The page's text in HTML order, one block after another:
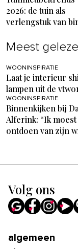
2026: de tuin als
verlengstuk van
Meest
WOONINSPIRATIE
Laat je interieur
lampen uit de
WOONINSPIRATIE
Binnenkijken bij
Alferink: “Ik moest
ontdoen van zijn
Volg ons
algemeen